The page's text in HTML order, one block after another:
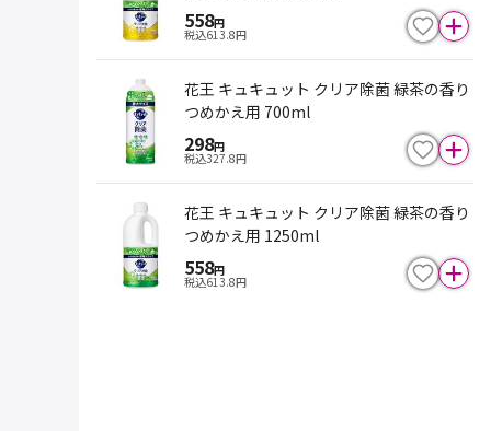
558円
税込613.8円
花王 キュキュット クリア除菌 緑茶の香り
つめかえ用 700ml
298円
税込327.8円
花王 キュキュット クリア除菌 緑茶の香り
つめかえ用 1250ml
558円
税込613.8円